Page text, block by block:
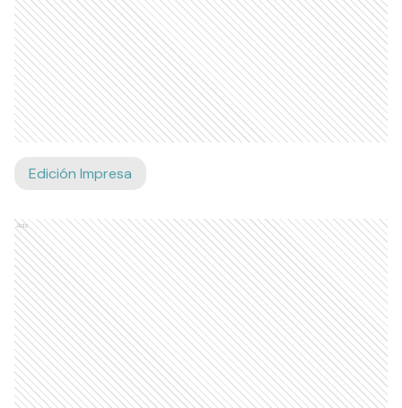
Edición Impresa
Ads